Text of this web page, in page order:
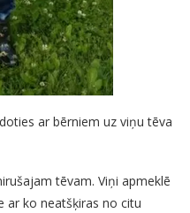
ar bērniem uz viņu tēva
tēvam. Viņi apmeklē
ar ko neatšķiras no citu